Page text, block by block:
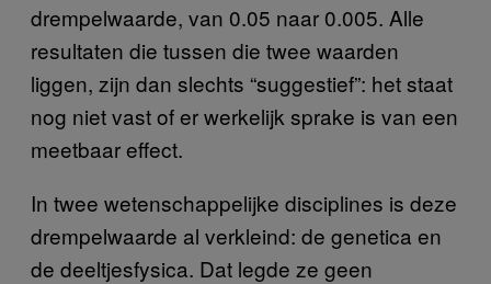
drempelwaarde, van 0.05 naar 0.005. Alle
resultaten die tussen die twee waarden
liggen, zijn dan slechts “suggestief”: het staat
nog niet vast of er werkelijk sprake is van een
meetbaar effect.
In twee wetenschappelijke disciplines is deze
drempelwaarde al verkleind: de genetica en
de deeltjesfysica. Dat legde ze geen